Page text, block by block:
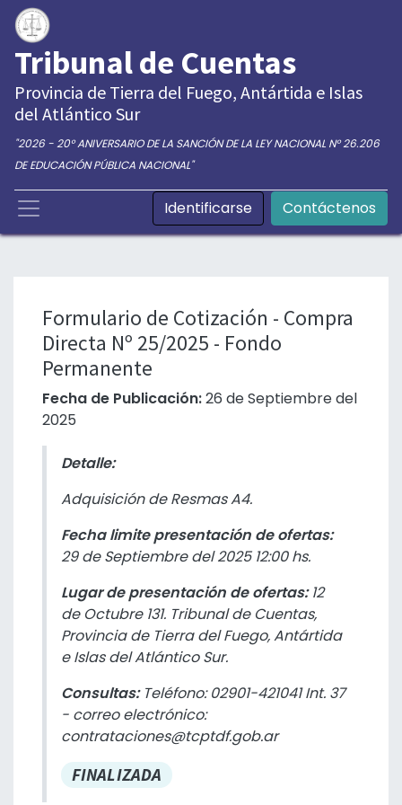
Tribunal de Cuentas
Provincia de Tierra del Fuego, Antártida e Islas
del Atlántico Sur
"2026 - 20° ANIVERSARIO DE LA SANCIÓN DE LA LEY NACIONAL N° 26.206
DE EDUCACIÓN PÚBLICA NACIONAL"
Identificarse Contáctenos
Formulario de Cotización - Compra
Directa Nº 25/2025 - Fondo
Permanente
Fecha de Publicación:26 de Septiembre del
2025
Detalle:
Adquisición de Resmas A4.
Fecha limite presentación de ofertas:
29 de Septiembre del 2025 12:00 hs.
Lugar de presentación de ofertas:12
de Octubre 131. Tribunal de Cuentas,
Provincia de Tierra del Fuego, Antártida
e Islas del Atlántico Sur.
Consultas: Teléfono: 02901-421041 Int. 37
- correo electrónico:
contrataciones@tcptdf.gob.ar
FINALIZADA